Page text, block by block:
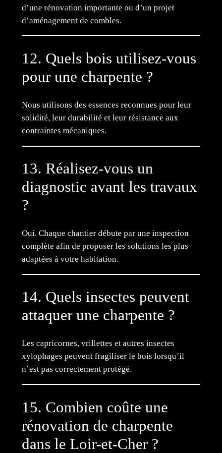
d’une rénovation importante ou d’un projet
d’aménagement de combles.
12. Quels bois utilisez-vous
pour une charpente ?
Nous utilisons des essences reconnues pour leur
solidité, leur durabilité et leur résistance aux
contraintes mécaniques.
13. Réalisez-vous un
diagnostic avant les travaux
?
Oui. Chaque chantier débute par une inspection
complète afin de proposer les solutions les plus
adaptées à votre habitation.
14. Quels insectes peuvent
attaquer une charpente ?
Les capricornes, vrillettes et autres insectes
xylophages peuvent fragiliser le bois lorsqu’il
n’est pas correctement protégé.
15. Combien coûte une
rénovation de charpente
dans le Loir-et-Cher ?